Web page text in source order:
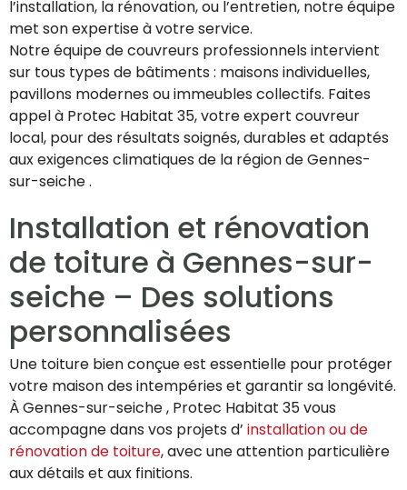
l’installation, la rénovation, ou l’entretien, notre équipe
met son expertise à votre service.
Notre équipe de couvreurs professionnels intervient
sur tous types de bâtiments : maisons individuelles,
pavillons modernes ou immeubles collectifs. Faites
appel à Protec Habitat 35, votre expert couvreur
local, pour des résultats soignés, durables et adaptés
aux exigences climatiques de la région de Gennes-
sur-seiche .
Installation et rénovation
de toiture à Gennes-sur-
seiche – Des solutions
personnalisées
Une toiture bien conçue est essentielle pour protéger
votre maison des intempéries et garantir sa longévité.
À Gennes-sur-seiche , Protec Habitat 35 vous
accompagne dans vos projets d’ installation ou de
rénovation de toiture, avec une attention particulière
aux détails et aux finitions.